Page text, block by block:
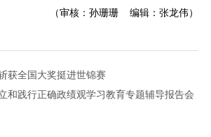
（审核：孙珊珊 编辑：张龙伟）
获全国大奖挺进世锦赛
和践行正确政绩观学习教育专题辅导报告会